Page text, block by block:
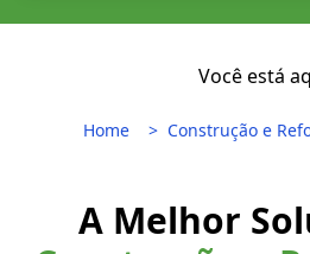
Você está
Home Construção e
A Melhor